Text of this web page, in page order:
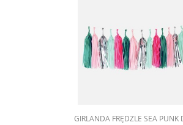
GIRLANDA FRĘDZLE SEA PUNK